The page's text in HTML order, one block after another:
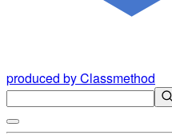
produced by Classmethod